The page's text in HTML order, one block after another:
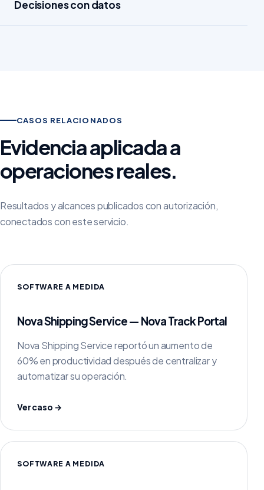
Decisiones con datos
CASOS RELACIONADOS
Evidencia aplicada a
operaciones reales.
Resultados y alcances publicados con autorización,
conectados con este servicio.
SOFTWARE A MEDIDA
Nova Shipping Service — Nova Track Portal
Nova Shipping Service reportó un aumento de
60% en productividad después de centralizar y
automatizar su operación.
Ver caso →
SOFTWARE A MEDIDA